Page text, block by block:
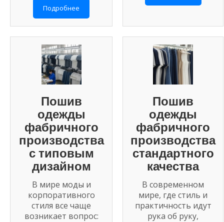
Подробнее
Пошив
одежды
фабричного
производства
с типовым
дизайном
В мире моды и
корпоративного
стиля все чаще
возникает вопрос:
Пошив
одежды
фабричного
производства
стандартного
качества
В современном
мире, где стиль и
практичность идут
рука об руку,